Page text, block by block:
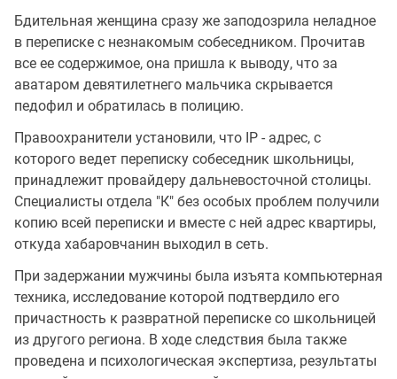
Бдительная женщина сразу же заподозрила неладное
в переписке с незнакомым собеседником. Прочитав
все ее содержимое, она пришла к выводу, что за
аватаром девятилетнего мальчика скрывается
педофил и обратилась в полицию.
Правоохранители установили, что IP - адрес, с
которого ведет переписку собеседник школьницы,
принадлежит провайдеру дальневосточной столицы.
Специалисты отдела "К" без особых проблем получили
копию всей переписки и вместе с ней адрес квартиры,
откуда хабаровчанин выходил в сеть.
При задержании мужчины была изъята компьютерная
техника, исследование которой подтвердило его
причастность к развратной переписке со школьницей
из другого региона. В ходе следствия была также
проведена и психологическая экспертиза, результаты